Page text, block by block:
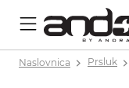
Naslovnica Prsluk